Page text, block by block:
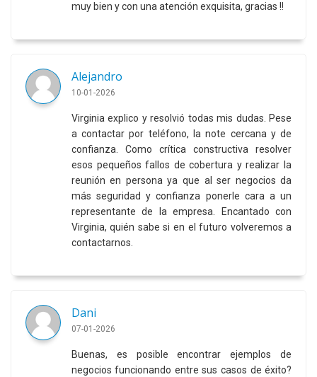
muy bien y con una atención exquisita, gracias !!
Alejandro
10-01-2026
Virginia explico y resolvió todas mis dudas. Pese
a contactar por teléfono, la note cercana y de
confianza. Como crítica constructiva resolver
esos pequeños fallos de cobertura y realizar la
reunión en persona ya que al ser negocios da
más seguridad y confianza ponerle cara a un
representante de la empresa. Encantado con
Virginia, quién sabe si en el futuro volveremos a
contactarnos.
Dani
07-01-2026
Buenas, es posible encontrar ejemplos de
negocios funcionando entre sus casos de éxito?